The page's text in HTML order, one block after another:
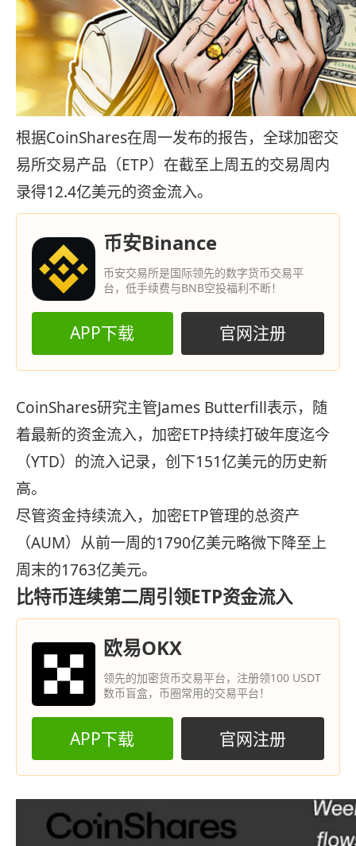
根据CoinShares在周一发布的报告，全球加密交
易所交易产品（ETP）在截至上周五的交易周内
录得12.4亿美元的资金流入。
币安Binance
币安交易所是国际领先的数字货币交易平
台，低手续费与BNB空投福利不断！
APP下载 官网注册
CoinShares研究主管James Butterfill表示，随
着最新的资金流入，加密ETP持续打破年度迄今
（YTD）的流入记录，创下151亿美元的历史新
高。
尽管资金持续流入，加密ETP管理的总资产
（AUM）从前一周的1790亿美元略微下降至上
周末的1763亿美元。
比特币连续第二周引领ETP资金流入
欧易OKX
领先的加密货币交易平台，注册领100 USDT
数币盲盒，币圈常用的交易平台！
APP下载 官网注册